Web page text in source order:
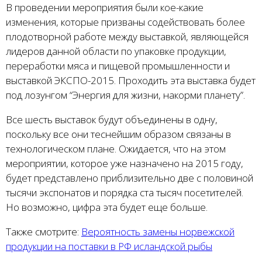
В проведении мероприятия были кое-какие
изменения, которые призваны содействовать более
плодотворной работе между выставкой, являющейся
лидеров данной области по упаковке продукции,
переработки мяса и пищевой промышленности и
выставкой ЭКСПО-2015. Проходить эта выставка будет
под лозунгом “Энергия для жизни, накорми планету”.
Все шесть выставок будут объединены в одну,
поскольку все они теснейшим образом связаны в
технологическом плане. Ожидается, что на этом
мероприятии, которое уже назначено на 2015 году,
будет представлено приблизительно две с половиной
тысячи экспонатов и порядка ста тысяч посетителей.
Но возможно, цифра эта будет еще больше.
Также смотрите: Вероятность замены норвежской
продукции на поставки в РФ исландской рыбы